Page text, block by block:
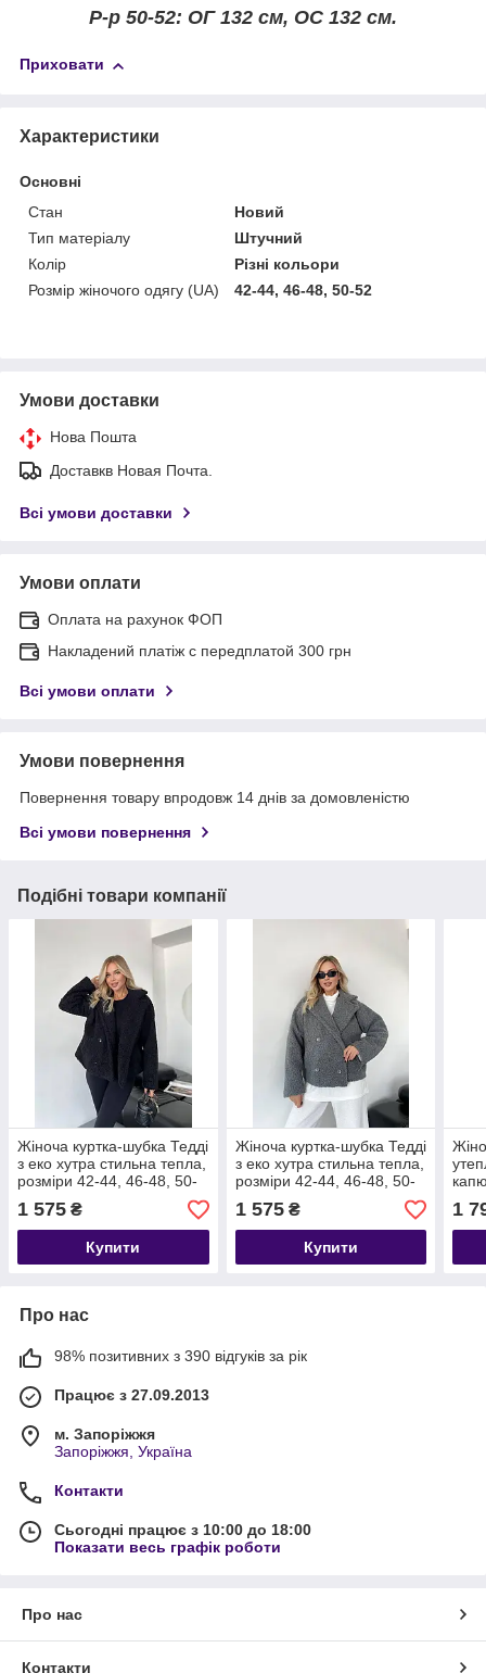
Р-р 50-52: ОГ 132 см, ОС 132 см.
Приховати
Характеристики
Основні
Стан
Новий
Тип матеріалу
Штучний
Колір
Різні кольори
Розмір жіночого одягу (UA)
42-44, 46-48, 50-52
Умови доставки
Нова Пошта
Доставкв Новая Почта.
Всі умови доставки
Умови оплати
Оплата на рахунок ФОП
Накладений платіж с передплатой 300 грн
Всі умови оплати
Умови повернення
Повернення товару впродовж 14 днів за домовленістю
Всі умови повернення
Подібні товари компанії
Жіноча куртка-шубка Тедді
з еко хутра стильна тепла,
розміри 42-44, 46-48, 50-
52
1 575 ₴
Купити
Жіноча куртка-шубка Тедді
з еко хутра стильна тепла,
розміри 42-44, 46-48, 50-
52
1 575₴
Купити
44),
1
Про нас
98% позитивних з 390 відгуків за рік
Працює з 27.09.2013
м. Запоріжжя
Запоріжжя, Україна
Контакти
Сьогодні працює з 10:00 до 18:00
Показати весь графік роботи
Про нас
Контакти